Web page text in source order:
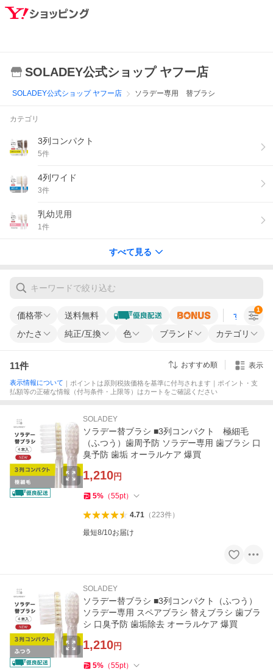
SOLADEY公式ショップ ヤフー店
SOLADEY公式ショップ ヤフー店 ソラデー専用 替ブラシ
カテゴリ
3列コンパクト
5件
4列ワイド
3件
乳幼児用
1件
すべて見る
価格帯 送料無料 すべての条
かたさ 純正/互換 色 ブランド カテゴリ
1
11件 おすすめ順 表示
表示情報について ｜ポイントは原則税抜価格を基準に付与されます｜ポイント・支
払額等の正確な情報（付与条件・上限等）はカートをご確認ください
SOLADEY
ソラデー替ブラシ ■3列コンパクト 極細毛
（ふつう）歯周予防 ソラデー専用 歯ブラシ 口
臭予防 歯垢 オーラルケア 爆買
1,210円
5% （55pt）
4.71（223件）
最短8/10お届け
SOLADEY
ソラデー替ブラシ ■3列コンパクト（ふつう）
ソラデー専用 スペアブラシ 替えブラシ 歯ブラ
シ 口臭予防 歯垢除去 オーラルケア 爆買
1,210円
5% （55pt）